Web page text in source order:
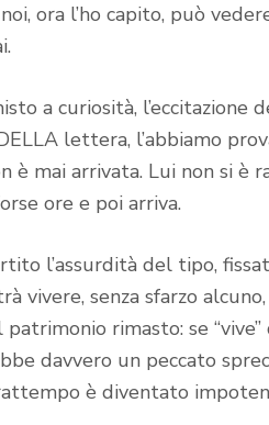
ora l’ho capito, può
a curiosità, l’eccitazione
lettera, l’abbiamo
mai arrivata. Lui non si è
ore e poi arriva.
l’assurdità del tipo,
senza sfarzo alcuno,
rimasto: se “vive”
davvero un peccato
è diventato